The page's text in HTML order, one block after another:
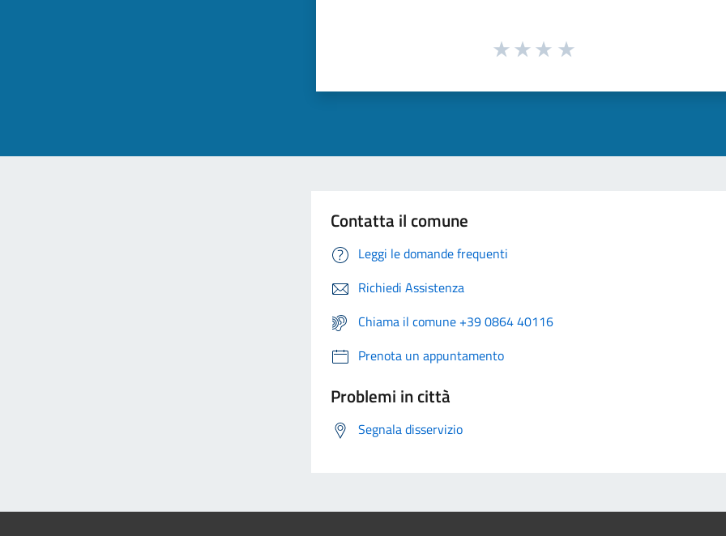
Contatta il comune
Leggi le domande frequenti
Richiedi Assistenza
Chiama il comune +39 0864 40116
Prenota un appuntamento
Problemi in città
Segnala disservizio